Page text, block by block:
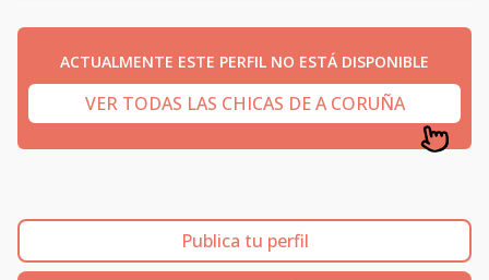
ACTUALMENTE ESTE PERFIL NO ESTÁ DISPONIBLE
VER TODAS LAS CHICAS DE A CORUÑA
Publica tu perfil